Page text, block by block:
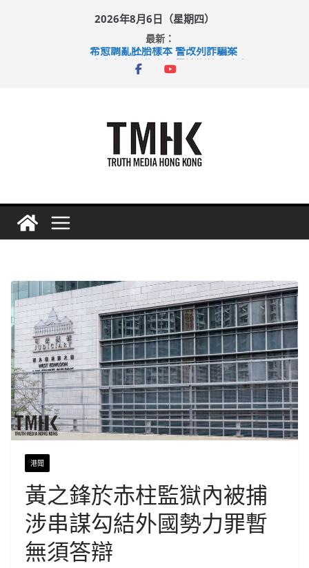
2026年8月6日（星期四）
最新：
希愈調亂胚胎樣本 警改列詐騙案
足球盛會次場激戰 祖雲達斯挫車路士
港聞
黃之鋒於赤柱監獄內被捕
涉串謀勾結外國勢力罪暫
無須答辯